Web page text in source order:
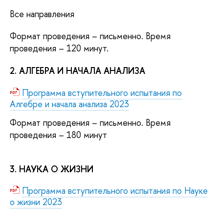
Все направления
Формат проведения – письменно. Время
проведения – 120 минут.
2. АЛГЕБРА И НАЧАЛА АНАЛИЗА
Программа вступительного испытания по
Алгебре и начала анализа 2023
Формат проведения – письменно. Время
проведения – 180 минут
3. НАУКА О ЖИЗНИ
Программа вступительного испытания по Науке
о жизни 2023